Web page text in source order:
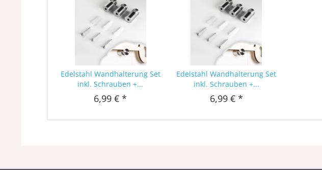
Edelstahl Wandhalterung Set
inkl. Schrauben +...
6,99 € *
Edelstahl Wandhalterung Set
inkl. Schrauben +...
6,99 € *